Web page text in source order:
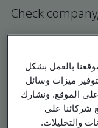
Check
Kitemark
بالعمل بشكل
ميزات وسائل
على الموقع. ونشارك
شركائنا على
والتحليلات.